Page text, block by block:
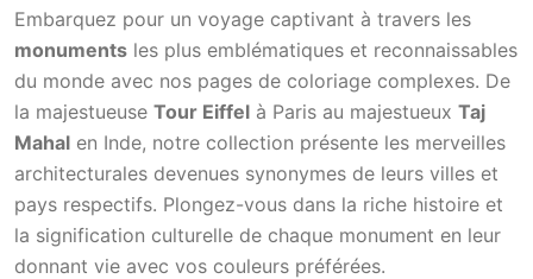
Embarquez pour un voyage captivant à travers les
monuments les plus emblématiques et reconnaissables
du monde avec nos pages de coloriage complexes. De
la majestueuse Tour Eiffel à Paris au majestueux Taj
Mahal en Inde, notre collection présente les merveilles
architecturales devenues synonymes de leurs villes et
pays respectifs. Plongez-vous dans la riche histoire et
la signification culturelle de chaque monument en leur
donnant vie avec vos couleurs préférées.